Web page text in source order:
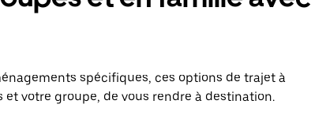
spécifiques, ces options de trajet à
votre groupe, de vous rendre à destination.